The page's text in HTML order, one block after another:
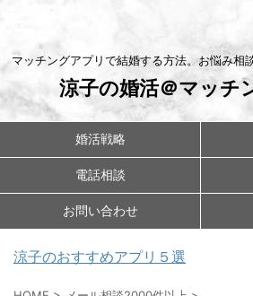
マッチングアプリで結婚する方法。お悩み相
涼子の婚活＠マッチ
婚活戦略
電話相談
お問い合わせ
涼子のおすすめアプリ５選